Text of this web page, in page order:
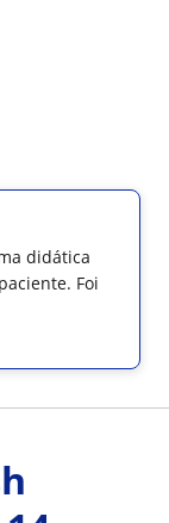
didática
Foi